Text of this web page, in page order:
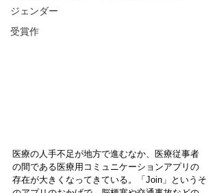
ジェンダー
受賞作
医療の人手不足が地方で進むなか、医療従事者
の間である医療用コミュニケーションアプリの
存在が大きくなってきている。「Join」というそ